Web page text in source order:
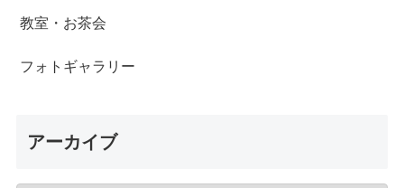
教室・お茶会
フォトギャラリー
アーカイブ